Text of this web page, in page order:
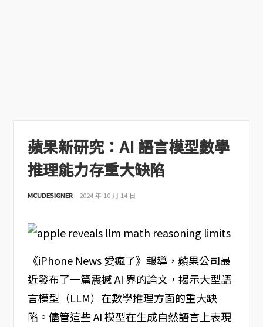
蘋果新研究：AI 語言模型數學
推理能力存重大缺陷
MCUDESIGNER 2024 年 10 月 14 日
《iPhone News 愛瘋了》報導，蘋果公司最
近發布了一篇震撼 AI 界的論文，揭示大型語
言模型（LLM）在數學推理方面的重大缺
陷。儘管這些 AI 模型在生成自然語言上表現